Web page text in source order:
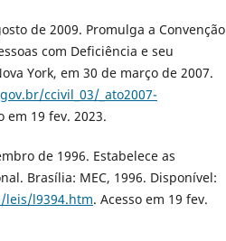
de 2009. Promulga a Convenção
com Deficiência e seu
York, em 30 de março de 2007.
ccivil_03/_ato2007-
em 19 fev. 2023.
de 1996. Estabelece as
Brasília: MEC, 1996. Disponível:
leis/l9394.htm. Acesso em 19 fev.